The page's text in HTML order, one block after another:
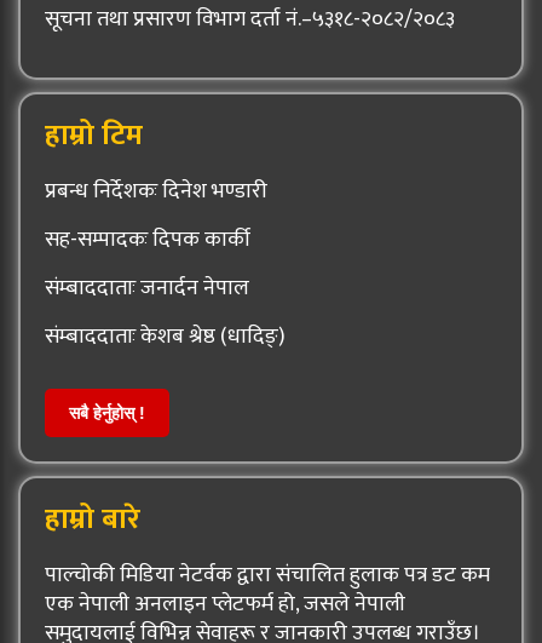
सूचना तथा प्रसारण विभाग दर्ता नं.–५३१८-२०८२/२०८३
हाम्रो टिम
प्रबन्ध निर्देशकः दिनेश भण्डारी
सह-सम्पादकः दिपक कार्की
संम्बाददाताः जनार्दन नेपाल
संम्बाददाताः केशब श्रेष्ठ (धादिङ्)
सबै हेर्नुहोस् !
हाम्रो बारे
पाल्चोकी मिडिया नेटर्वक द्वारा संचालित हुलाक पत्र डट कम
एक नेपाली अनलाइन प्लेटफर्म हो, जसले नेपाली
समुदायलाई विभिन्न सेवाहरू र जानकारी उपलब्ध गराउँछ।